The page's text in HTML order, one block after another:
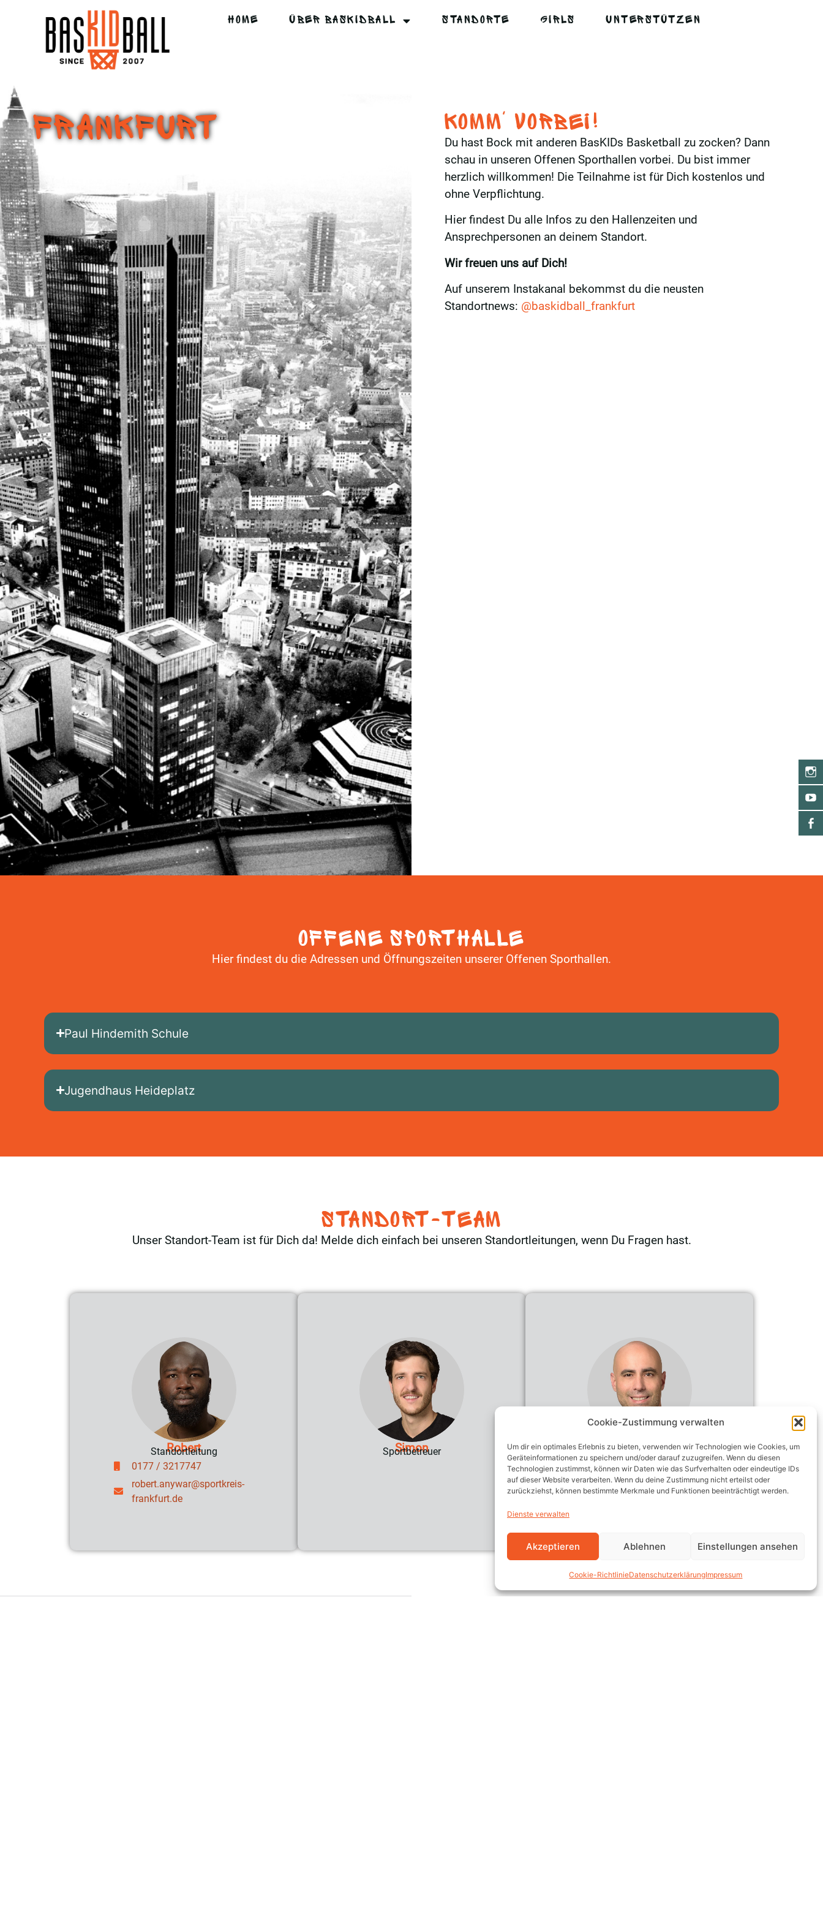
Cookie-Zustimmung verwalten
Um dir ein optimales Erlebnis zu bieten, verwenden wir Technologien wie Cookies, um
Geräteinformationen zu speichern und/oder darauf zuzugreifen. Wenn du diesen
Technologien zustimmst, können wir Daten wie das Surfverhalten oder eindeutige IDs
auf dieser Website verarbeiten. Wenn du deine Zustimmung nicht erteilst oder
zurückziehst, können bestimmte Merkmale und Funktionen beeinträchtigt werden.
Dienste verwalten
Akzeptieren Ablehnen Einstellungen ansehen
Cookie-RichtlinieDatenschutzerklärungImpressum
HOME ÜBER BASKIDBALL STANDORTE GIRLS UNTERSTÜTZEN
Frankfurt Komm' vorbei!
Du hast Bock mit anderen BasKIDs Basketball zu zocken? Dann
schau in unseren Offenen Sporthallen vorbei. Du bist immer
herzlich willkommen! Die Teilnahme ist für Dich kostenlos und
ohne Verpflichtung.
Hier findest Du alle Infos zu den Hallenzeiten und
Ansprechpersonen an deinem Standort.
Wir freuen uns auf Dich!
Auf unserem Instakanal bekommst du die neusten
Standortnews: @baskidball_frankfurt
Offene Sporthalle
Hier findest du die Adressen und Öffnungszeiten unserer Offenen Sporthallen.
Paul Hindemith Schule
Jugendhaus Heideplatz
Standort-Team
Unser Standort-Team ist für Dich da! Melde dich einfach bei unseren Standortleitungen, wenn Du Fragen hast.
Robert
Standortleitung
0177 / 3217747
robert.anywar@sportkreis-
frankfurt.de
Simon
Sportbetreuer Denis
Sportbetreuer